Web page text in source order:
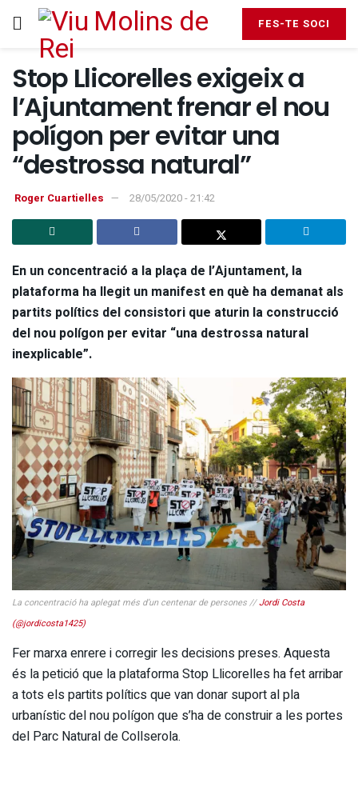
FES-TE SOCI
Stop Llicorelles exigeix a
l’Ajuntament frenar el nou
polígon per evitar una
“destrossa natural”
Roger Cuartielles 28/05/2020 - 21:42
En un concentració a la plaça de l’Ajuntament, la
plataforma ha llegit un manifest en què ha demanat als
partits polítics del consistori que aturin la construcció
del nou polígon per evitar “una destrossa natural
inexplicable”.
La concentració ha aplegat més d’un centenar de persones //Jordi Costa
(@jordicosta1425)
Fer marxa enrere i corregir les decisions preses. Aquesta
és la petició que la plataforma Stop Llicorelles ha fet arribar
a tots els partits polítics que van donar suport al pla
urbanístic del nou polígon que s’ha de construir a les portes
del Parc Natural de Collserola.